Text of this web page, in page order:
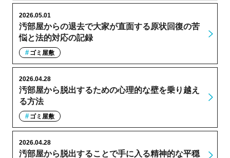
汚部屋からの退去で大家が直面する原状回復の苦
悩と法的対応の記録
2026.05.01
ゴミ屋敷
汚部屋から脱出するための心理的な壁を乗り越え
る方法
2026.04.28
ゴミ屋敷
汚部屋から脱出することで手に入る精神的な平穏
2026.04.28